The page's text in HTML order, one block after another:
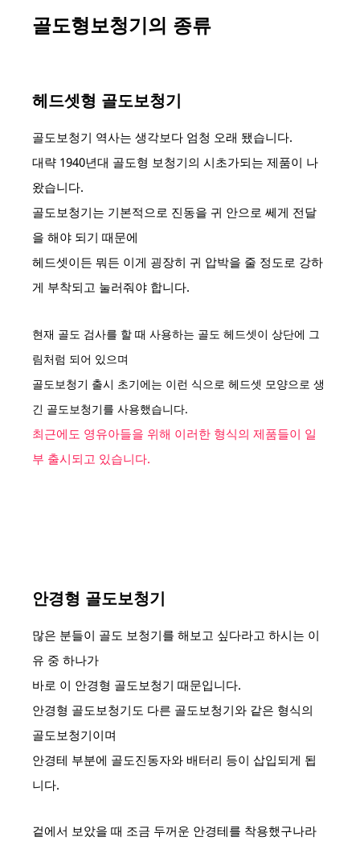
골도형보청기의 종류
헤드셋형 골도보청기
골도보청기 역사는 생각보다 엄청 오래 됐습니다.
대략 1940년대 골도형 보청기의 시초가되는 제품이 나
왔습니다.
골도보청기는 기본적으로 진동을 귀 안으로 쎄게 전달
을 해야 되기 때문에
헤드셋이든 뭐든 이게 굉장히 귀 압박을 줄 정도로 강하
게 부착되고 눌러줘야 합니다.
현재 골도 검사를 할 때 사용하는 골도 헤드셋이 상단에 그
림처럼 되어 있으며
골도보청기 출시 초기에는 이런 식으로 헤드셋 모양으로 생
긴 골도보청기를 사용했습니다.
최근에도 영유아들을 위해 이러한 형식의 제품들이 일
부 출시되고 있습니다.
안경형 골도보청기
많은 분들이 골도 보청기를 해보고 싶다라고 하시는 이
유 중 하나가
바로 이 안경형 골도보청기 때문입니다.
안경형 골도보청기도 다른 골도보청기와 같은 형식의
골도보청기이며
안경테 부분에 골도진동자와 배터리 등이 삽입되게 됩
니다.
겉에서 보았을 때 조금 두꺼운 안경테를 착용했구나라